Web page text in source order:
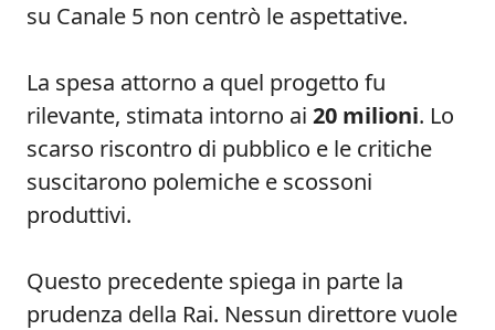
su Canale 5 non centrò le aspettative.
La spesa attorno a quel progetto fu
rilevante, stimata intorno ai 20 milioni. Lo
scarso riscontro di pubblico e le critiche
suscitarono polemiche e scossoni
produttivi.
Questo precedente spiega in parte la
prudenza della Rai. Nessun direttore vuole